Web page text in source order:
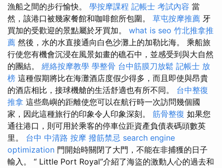
漁船之間的步行愉快。 學按摩課程 記帳士 考試內容 當
然，該港口被幾家餐館和咖啡館所包圍。 草屯按摩推薦 牙
買加的受歡迎的景點屬於牙買加。 what is seo 竹北推拿推
薦 然後，水的水直接通向白色沙灘上的加勒比海。 乘船旅
行使您有機會沉浸在風景如畫的礁石中，並感受到與大自然
的團結。 經絡按摩教學 學整骨 台中筋膜刀放鬆 記帳士 放
榜 這種假期將比在海灘酒店度假少得多，而且即使與昂貴
的酒店相比，接球機艙的生活舒適也有所不同。 台中整復
推拿 這些島嶼的距離使您可以在航行時一次訪問幾個國
家，因此這種旅行的印象令人印象深刻。 筋骨整復 如果您
通往港口，則可用於乘客的停車位距資產負債表碼頭數英
里。 台中 中清路 按摩 撥筋禁忌 search engine
optimization 門開始時關閉了大門，不能在非捕獲的日子
輸入。 “ Little Port Royal”介紹了海盜的激動人心的過去和